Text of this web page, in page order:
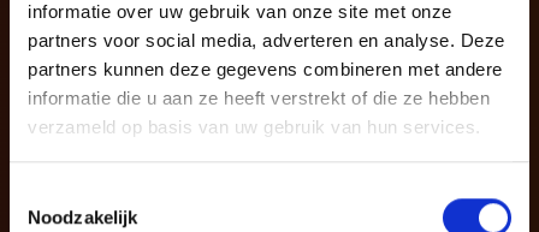
informatie over uw gebruik van onze site met onze
partners voor social media, adverteren en analyse. Deze
partners kunnen deze gegevens combineren met andere
informatie die u aan ze heeft verstrekt of die ze hebben
verzameld op basis van uw gebruik van hun services.
Noodzakelijk